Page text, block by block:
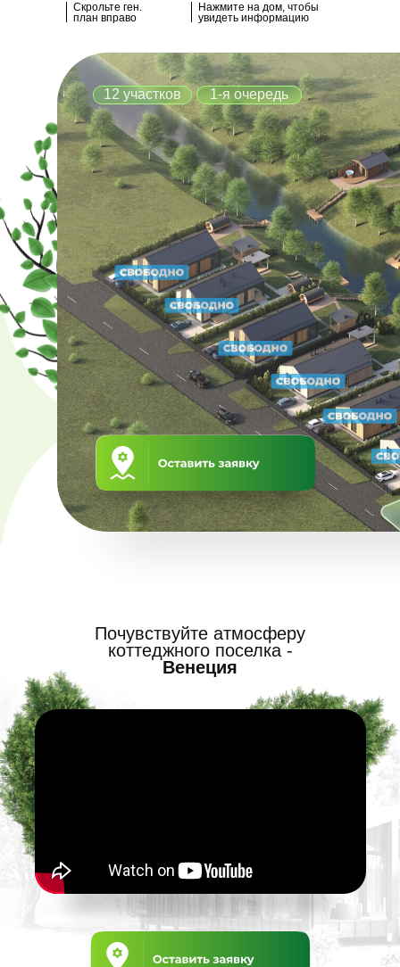
Скрольте ген.
план вправо
Нажмите на дом, чтобы
увидеть информацию
1-я очередь
12 участков
Почувствуйте атмосферу
коттеджного поселка -
Венеция